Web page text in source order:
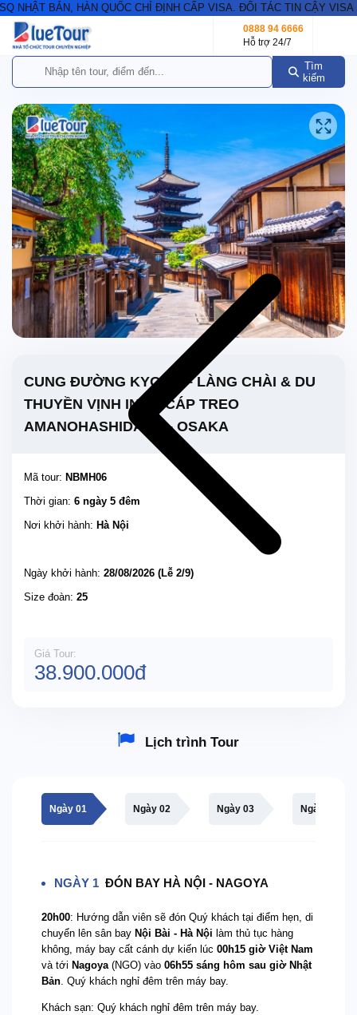
NHẬT BẢN, HÀN QUỐC CHỈ ĐỊNH CẤP VISA. ĐỐI TÁC TIN CẬY VISA
0888 94 6666
Hỗ trợ 24/7
Tìm
kiếm
CUNG ĐƯỜNG KYOTO – LÀNG CHÀI & DU
THUYỀN VỊNH INE – CÁP TREO
AMANOHASHIDATE – OSAKA
Mã tour: NBMH06
Thời gian: 6 ngày 5 đêm
Nơi khởi hành: Hà Nội
Ngày khởi hành: 28/08/2026 (Lễ 2/9)
Size đoàn: 25
Giá Tour:
38.900.000đ
Lịch trình Tour
Ngày 01 Ngày 02 Ngày 03 Ngày 04
NGÀY 1 ĐÓN BAY HÀ NỘI - NAGOYA
20h00: Hướng dẫn viên sẽ đón Quý khách tại điểm hẹn, di
chuyển lên sân bayNội Bài - Hà Nội làm thủ tục hàng
không, máy bay cất cánh dự kiến lúc00h15 giờ Việt Nam
và tớiNagoya (NGO) vào06h55 sáng hôm sau giờ Nhật
Bản . Quý khách nghỉ đêm trên máy bay.
Khách sạn: Quý khách nghỉ đêm trên máy bay.